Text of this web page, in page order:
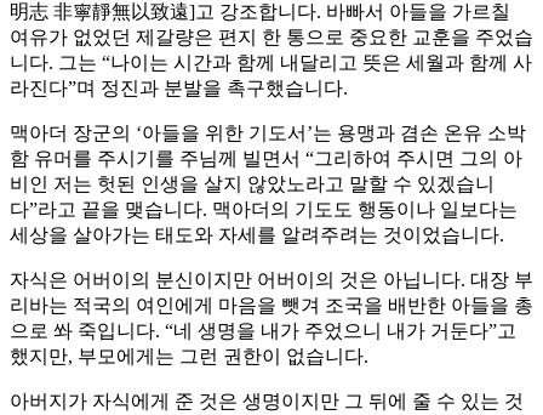
明志 非寧靜無以致遠]고 강조합니다. 바빠서 아들을 가르칠
여유가 없었던 제갈량은 편지 한 통으로 중요한 교훈을 주었습
니다. 그는 “나이는 시간과 함께 내달리고 뜻은 세월과 함께 사
라진다”며 정진과 분발을 촉구했습니다.
맥아더 장군의 ‘아들을 위한 기도서’는 용맹과 겸손 온유 소박
함 유머를 주시기를 주님께 빌면서 “그리하여 주시면 그의 아
비인 저는 헛된 인생을 살지 않았노라고 말할 수 있겠습니
다”라고 끝을 맺습니다. 맥아더의 기도도 행동이나 일보다는
세상을 살아가는 태도와 자세를 알려주려는 것이었습니다.
자식은 어버이의 분신이지만 어버이의 것은 아닙니다. 대장 부
리바는 적국의 여인에게 마음을 뺏겨 조국을 배반한 아들을 총
으로 쏴 죽입니다. “네 생명을 내가 주었으니 내가 거둔다”고
했지만, 부모에게는 그런 권한이 없습니다.
아버지가 자식에게 준 것은 생명이지만 그 뒤에 줄 수 있는 것